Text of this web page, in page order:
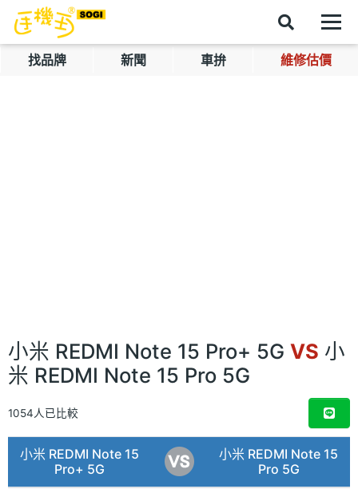
找品牌 新聞 車拚 維修估價
小米 REDMI Note 15 Pro+ 5G VS 小
米 REDMI Note 15 Pro 5G
1054人已比較
小米 REDMI Note 15
Pro+ 5G
小米 REDMI Note 15
Pro 5G